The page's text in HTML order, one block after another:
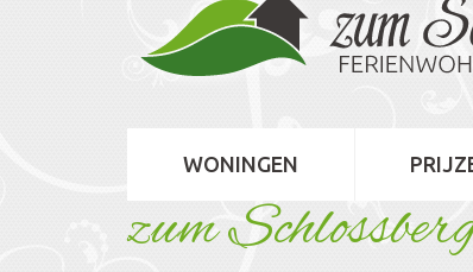
WONINGEN
zum